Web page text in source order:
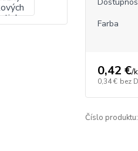
Farba
0,42 €/
0,34 € bez
Číslo produktu: